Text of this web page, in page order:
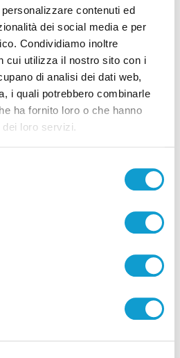
contenuti ed
dei social media e per
Condividiamo inoltre
cui utilizza il nostro sito con i
di analisi dei dati web,
i quali potrebbero combinarle
ha fornito loro o che hanno
loro servizi.
Pubblicità